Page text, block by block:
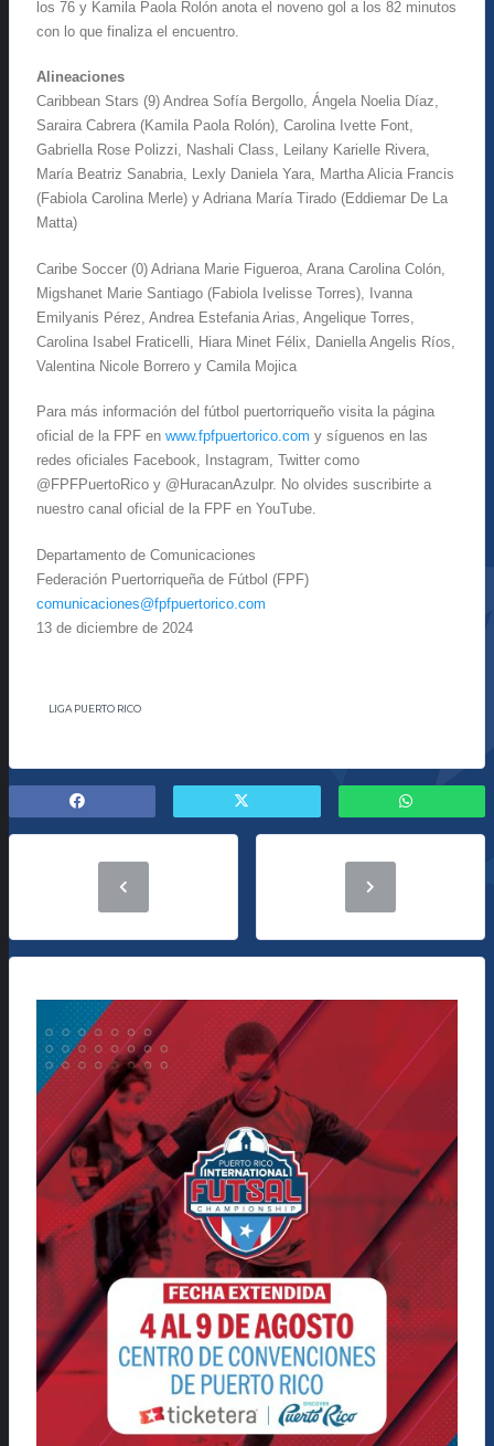
los 76 y Kamila Paola Rolón anota el noveno gol a los 82 minutos
con lo que finaliza el encuentro.
Alineaciones
Caribbean Stars (9) Andrea Sofía Bergollo, Ángela Noelia Díaz,
Saraira Cabrera (Kamila Paola Rolón), Carolina Ivette Font,
Gabriella Rose Polizzi, Nashali Class, Leilany Karielle Rivera,
María Beatriz Sanabria, Lexly Daniela Yara, Martha Alicia Francis
(Fabiola Carolina Merle) y Adriana María Tirado (Eddiemar De La
Matta)
Caribe Soccer (0) Adriana Marie Figueroa, Arana Carolina Colón,
Migshanet Marie Santiago (Fabiola Ivelisse Torres), Ivanna
Emilyanis Pérez, Andrea Estefania Arias, Angelique Torres,
Carolina Isabel Fraticelli, Hiara Minet Félix, Daniella Angelis Ríos,
Valentina Nicole Borrero y Camila Mojica
Para más información del fútbol puertorriqueño visita la página
oficial de la FPF en www.fpfpuertorico.com y síguenos en las
redes oficiales Facebook, Instagram, Twitter como
@FPFPuertoRico y @HuracanAzulpr. No olvides suscribirte a
nuestro canal oficial de la FPF en YouTube.
Departamento de Comunicaciones
Federación Puertorriqueña de Fútbol (FPF)
comunicaciones@fpfpuertorico. com
13 de diciembre de 2024
LIGA PUERTO RICO